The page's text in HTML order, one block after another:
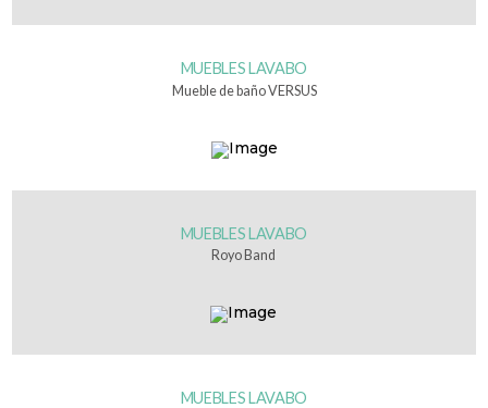
MUEBLES LAVABO
Mueble de baño VERSUS
MUEBLES LAVABO
Royo Band
MUEBLES LAVABO